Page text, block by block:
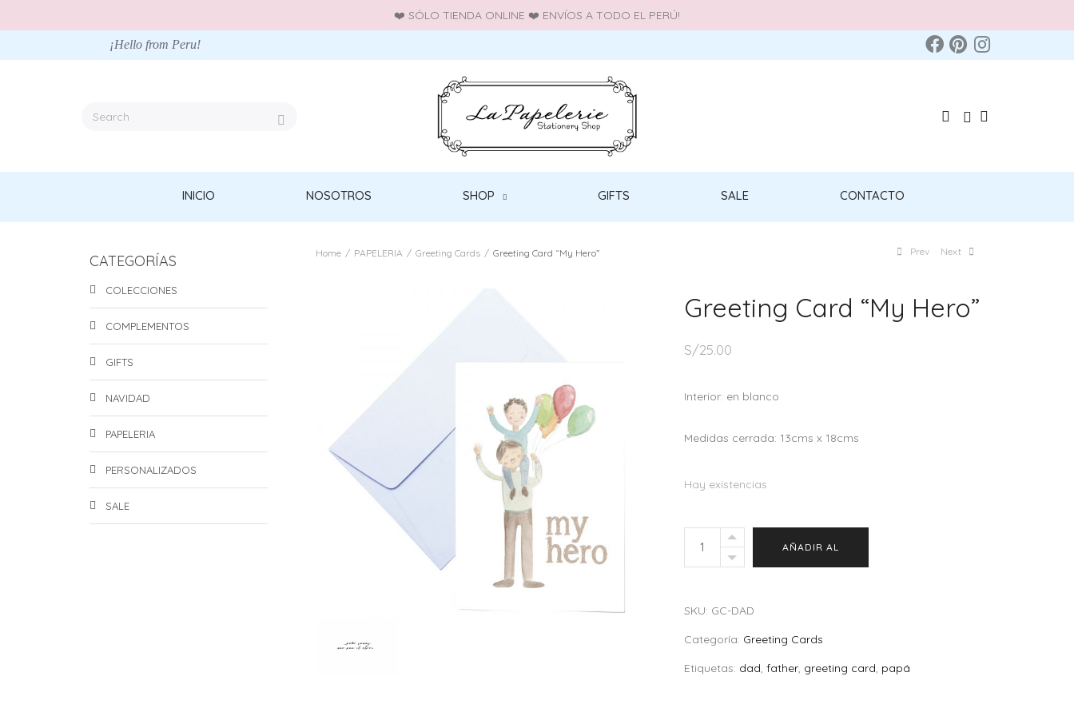
❤️ SÓLO TIENDA ONLINE ❤️ ENVÍOS A TODO EL PERÚ!
¡Hello from Peru!
INICIO NOSOTROS SHOP GIFTS SALE CONTACTO
Prev Next
Home / PAPELERIA / Greeting Cards / Greeting Card “My Hero”
Greeting Card “My Hero”
S/25.00
Interior: en blanco
Medidas cerrada: 13cms x 18cms
Hay existencias
Greeting
Hero"
AÑADIR AL
SKU: GC-DAD
Categoría: Greeting Cards
Etiquetas: dad, father, greeting card, papá
CATEGORÍAS
COLECCIONES
COMPLEMENTOS
GIFTS
NAVIDAD
PAPELERIA
PERSONALIZADOS
SALE